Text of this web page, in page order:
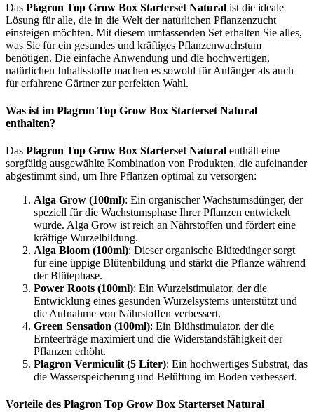
Das Plagron Top Grow Box Starterset Natural ist die ideale
Lösung für alle, die in die Welt der natürlichen Pflanzenzucht
einsteigen möchten. Mit diesem umfassenden Set erhalten Sie alles,
was Sie für ein gesundes und kräftiges Pflanzenwachstum
benötigen. Die einfache Anwendung und die hochwertigen,
natürlichen Inhaltsstoffe machen es sowohl für Anfänger als auch
für erfahrene Gärtner zur perfekten Wahl.
Was ist im Plagron Top Grow Box Starterset Natural
enthalten?
Das Plagron Top Grow Box Starterset Natural enthält eine
sorgfältig ausgewählte Kombination von Produkten, die aufeinander
abgestimmt sind, um Ihre Pflanzen optimal zu versorgen:
Alga Grow (100ml): Ein organischer Wachstumsdünger, der
speziell für die Wachstumsphase Ihrer Pflanzen entwickelt
wurde. Alga Grow ist reich an Nährstoffen und fördert eine
kräftige Wurzelbildung.
Alga Bloom (100ml): Dieser organische Blütedünger sorgt
für eine üppige Blütenbildung und stärkt die Pflanze während
der Blütephase.
Power Roots (100ml): Ein Wurzelstimulator, der die
Entwicklung eines gesunden Wurzelsystems unterstützt und
die Aufnahme von Nährstoffen verbessert.
Green Sensation (100ml): Ein Blühstimulator, der die
Ernteerträge maximiert und die Widerstandsfähigkeit der
Pflanzen erhöht.
Plagron Vermiculit (5 Liter): Ein hochwertiges Substrat, das
die Wasserspeicherung und Belüftung im Boden verbessert.
Vorteile des Plagron Top Grow Box Starterset Natural